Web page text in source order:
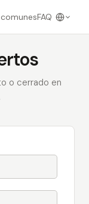
FAQ
o cerrado en